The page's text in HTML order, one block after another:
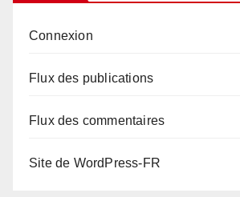
Connexion
Flux des publications
Flux des commentaires
Site de WordPress-FR